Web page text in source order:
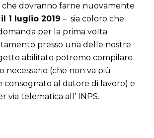
che dovranno farne nuovamente
1 luglio 2019 – sia coloro che
per la prima volta.
presso una delle nostre
abilitato potremo compilare
necessario (che non va più
consegnato al datore di lavoro) e
via telematica all’ INPS.